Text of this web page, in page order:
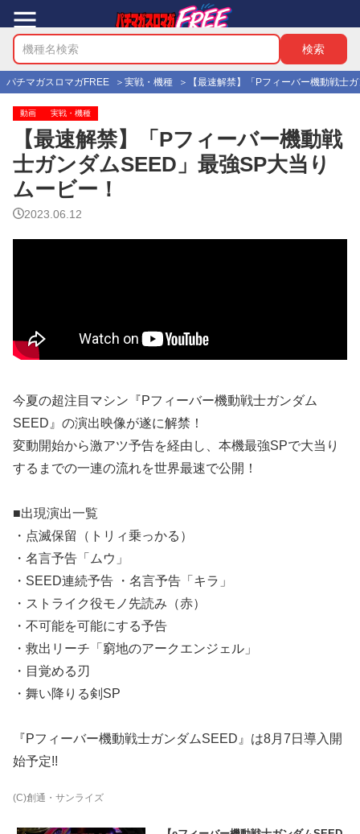
パチマガスロマガFREE 実戦・機種 【最速解禁】「Pフィーバー機動戦士
動画 実戦・機種
【最速解禁】「Pフィーバー機動戦
士ガンダムSEED」最強SP大当り
ムービー！
2023.06.12
今夏の超注目マシン『Pフィーバー機動戦士ガンダム
SEED』の演出映像が遂に解禁！
変動開始から激アツ予告を経由し、本機最強SPで大当り
するまでの一連の流れを世界最速で公開！
■出現演出一覧
・点滅保留（トリィ乗っかる）
・名言予告「ムウ」
・SEED連続予告 ・名言予告「キラ」
・ストライク役モノ先読み（赤）
・不可能を可能にする予告
・救出リーチ「窮地のアークエンジェル」
・目覚める刃
・舞い降りる剣SP
『Pフィーバー機動戦士ガンダムSEED』は8月7日導入開
始予定!!
(C)創通・サンライズ